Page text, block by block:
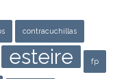
contracuchillas
esteire fp